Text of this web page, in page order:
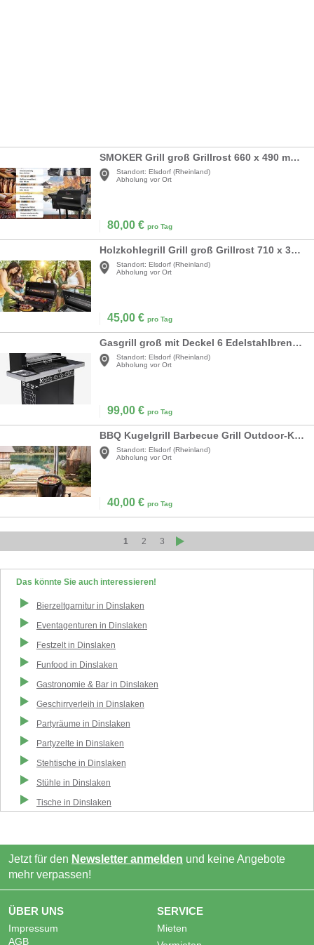
SMOKER Grill groß Grillrost 660 x 490 mm mit Deckel + Warmhalterost Pelletgrill
Standort: Elsdorf (Rheinland)
Abholung vor Ort
80,00 € pro Tag
Holzkohlegrill Grill groß Grillrost 710 x 350 mm mit Deckel + Warmhalterost
Standort: Elsdorf (Rheinland)
Abholung vor Ort
45,00 € pro Tag
Gasgrill groß mit Deckel 6 Edelstahlbrenner 1570 x 495 mm mit Seitenbrenner Gussrost mit Drehspieß
Standort: Elsdorf (Rheinland)
Abholung vor Ort
99,00 € pro Tag
BBQ Kugelgrill Barbecue Grill Outdoor-Küche Gulaschkanone Suppenkessel Geflügelbräter
Standort: Elsdorf (Rheinland)
Abholung vor Ort
40,00 € pro Tag
1 2 3
Das könnte Sie auch interessieren!
Bierzeltgarnitur in Dinslaken
Eventagenturen in Dinslaken
Festzeltin Dinslaken
Funfood in Dinslaken
Gastronomie & Bar in Dinslaken
Geschirrverleih in Dinslaken
Partyräume in Dinslaken
Partyzelte in Dinslaken
Stehtische in Dinslaken
Stühle in Dinslaken
Tische in Dinslaken
Jetzt für den Newsletter anmelden und keine Angebote
mehr verpassen!
ÜBER UNS
Impressum
AGB
SERVICE
Mieten